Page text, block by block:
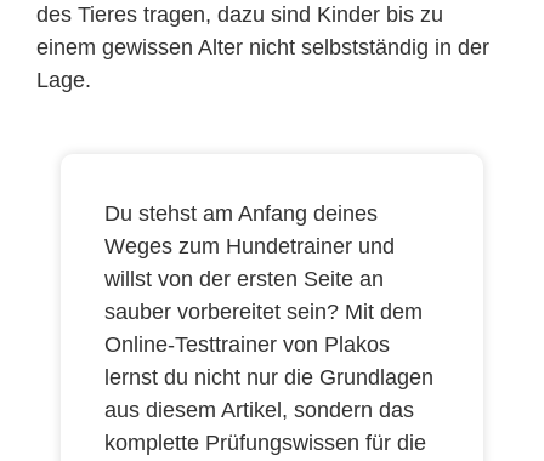
des Tieres tragen, dazu sind Kinder bis zu
einem gewissen Alter nicht selbstständig in der
Lage.
Du stehst am Anfang deines
Weges zum Hundetrainer und
willst von der ersten Seite an
sauber vorbereitet sein? Mit dem
Online-Testtrainer von Plakos
lernst du nicht nur die Grundlagen
aus diesem Artikel, sondern das
komplette Prüfungswissen für die